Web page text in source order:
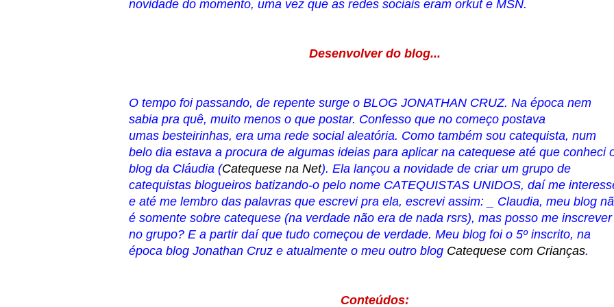
novidade do momento, uma vez que as redes sociais eram orkut e MSN.
Desenvolver do blog...
O tempo foi passando, de repente surge o BLOG JONATHAN CRUZ. Na época nem
sabia pra quê, muito menos o que postar. Confesso que no começo postava
umas besteirinhas, era uma rede social aleatória. Como também sou catequista, num
belo dia estava a procura de algumas ideias para aplicar na catequese até que conheci
blog da Cláudia (Catequese na Net). Ela lançou a novidade de criar um grupo de
catequistas blogueiros batizando-o pelo nome CATEQUISTAS UNIDOS, daí me
e até me lembro das palavras que escrevi pra ela, escrevi assim: _ Claudia, meu blog
é somente sobre catequese (na verdade não era de nada rsrs), mas posso me inscrever
no grupo? E a partir daí que tudo começou de verdade. Meu blog foi o 5º inscrito, na
época blog Jonathan Cruz e atualmente o meu outro blog Catequese com Crianças.
Conteúdos: